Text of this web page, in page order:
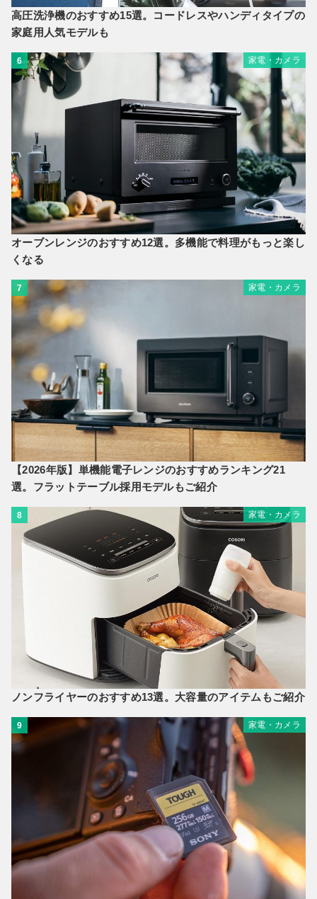
高圧洗浄機のおすすめ15選。コードレスやハンディタイプの
家庭用人気モデルも
6 家電・カメラ
オーブンレンジのおすすめ12選。多機能で料理がもっと楽し
くなる
7 家電・カメラ
【2026年版】単機能電子レンジのおすすめランキング21
選。フラットテーブル採用モデルもご紹介
8 家電・カメラ
ノンフライヤーのおすすめ13選。大容量のアイテムもご紹介
9 家電・カメラ